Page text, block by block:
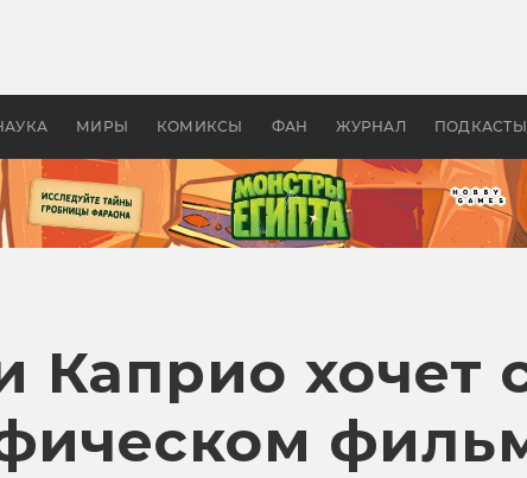
МИРЫ КОМИКСЫ ФАН ЖУРНАЛ ПОДКАСТЫ
в России —
бы «Властелина
хочет